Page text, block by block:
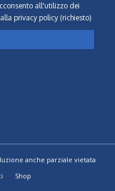
all'utilizzo dei
privacy policy (richiesto)
anche parziale vietata
Shop